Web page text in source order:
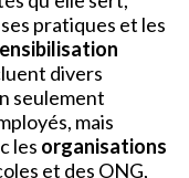
pratiques et les
divers
seulement
mais
les organisations
et des ONG,